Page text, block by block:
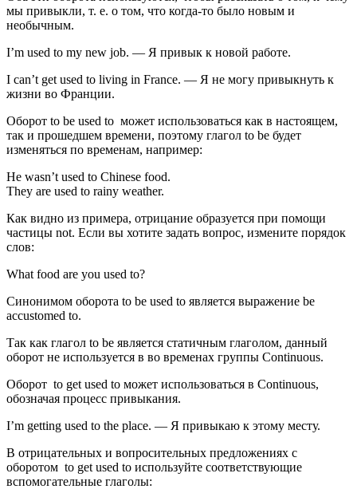
мы привыкли, т. е. о том, что когда-то было новым и
необычным.
I’m used to my new job. — Я привык к новой работе.
I can’t get used to living in France. — Я не могу привыкнуть к
жизни во Франции.
Оборот to be used to может использоваться как в настоящем,
так и прошедшем времени, поэтому глагол to be будет
изменяться по временам, например:
He wasn’t used to Chinese food.
They are used to rainy weather.
Как видно из примера, отрицание образуется при помощи
частицы not. Если вы хотите задать вопрос, измените порядок
слов:
What food are you used to?
Синонимом оборота to be used to является выражение be
accustomed to.
Так как глагол to be является статичным глаголом, данный
оборот не используется в во временах группы Continuous.
Оборот to get used to может использоваться в Continuous,
обозначая процесс привыкания.
I’m getting used to the place. — Я привыкаю к этому месту.
В отрицательных и вопросительных предложениях с
оборотом to get used to используйте соответствующие
вспомогательные глаголы: